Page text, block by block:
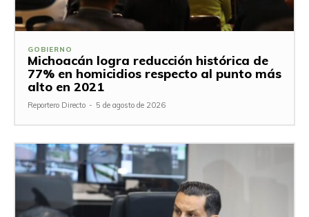
GOBIERNO
Michoacán logra reducción histórica de
77% en homicidios respecto al punto más
alto en 2021
Reportero Directo - 5 de agosto de 2026